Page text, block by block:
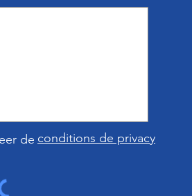
de conditions de privacy